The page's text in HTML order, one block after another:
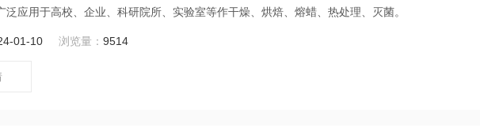
泛应用于高校、企业、科研院所、实验室等作干燥、烘焙、熔蜡、热处理、灭菌。
01-10 浏览量：9514